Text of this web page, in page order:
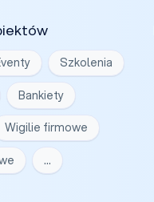
Szkolenia
Bankiety
Wigilie firmowe
…